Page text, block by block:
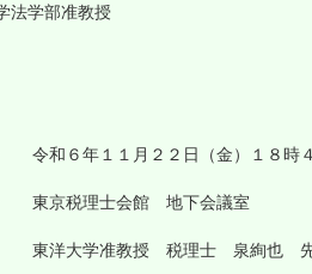
法学部准教授
和６年１１月２２日（金）１８時
東京税理士会館 地下会議室
東洋大学准教授 税理士 泉絢也